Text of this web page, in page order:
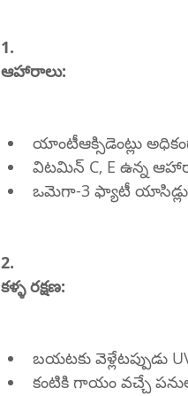
1.
ఆహారాలు:
యాంటీఆక్సిడెంట్లు
విటమిన్ C, E ఉన్న
2.
కళ్ళ రక్షణ:
కంటికి గాయం వచ్చే